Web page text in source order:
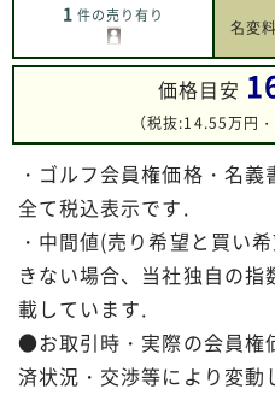
1 件の売り有り
名変
価格目安
（税抜:14.55万円
・ゴルフ会員権価格・名
全て税込表示です.
・中間値(売り希望と買い
きない場合、当社独自の
載しています.
●お取引時・実際の会員権
済状況・交渉等により変動